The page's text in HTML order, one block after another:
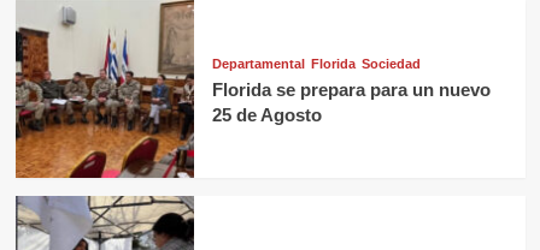
Departamental Florida Sociedad
Florida se prepara para un nuevo
25 de Agosto